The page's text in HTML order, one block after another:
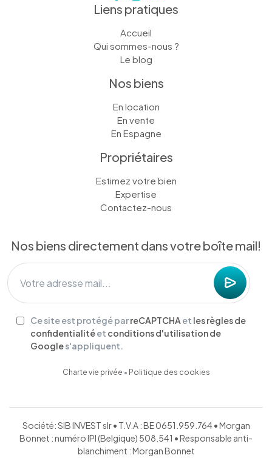
Liens pratiques
Accueil
Qui sommes-nous ?
Le blog
Nos biens
En location
En vente
En Espagne
Propriétaires
Estimez votre bien
Expertise
Contactez-nous
Nos biens directement dans votre boîte mail!
Ce site est protégé parreCAPTCHA et les règles de
confidentialitéet conditions d'utilisation de
Googles'appliquent.
Charte vie privée • Politique des cookies
Société: SIB INVEST slr • T.V.A : BE 0651.959.764 • Morgan
Bonnet : numéro IPI (Belgique) 508.541 • Responsable anti-
blanchiment : Morgan Bonnet